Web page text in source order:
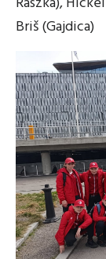
Briš (Gajdica)